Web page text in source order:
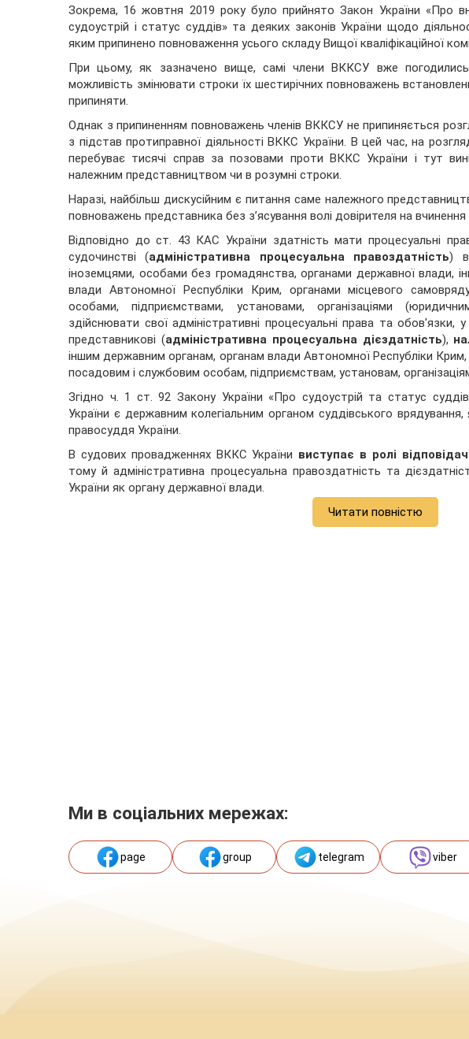
Зокрема, 16 жовтня 2019 року було прийнято Закон України «Про
судоустрій і статус суддів» та деяких законів України щодо
яким припинено повноваження усього складу Вищої кваліфікаційної
При цьому, як зазначено вище, самі члени ВККСУ вже
можливість змінювати строки їх шестирічних повноважень
припиняти.
Однак з припиненням повноважень членів ВККСУ не припиняється
з підстав протиправної діяльності ВККС України. В цей час, на
перебуває тисячі справ за позовами проти ВККС України і тут
належним представництвом чи в розумні строки.
Наразі, найбільш дискусійним є питання саме належного
повноважень представника без з’ясування волі довірителя на вчинення
Відповідно до ст. 43 КАС України здатність мати процесуальні
судочинстві (адміністративна процесуальна правоздатність)
іноземцями, особами без громадянства, органами державної влади,
влади Автономної Республіки Крим, органами місцевого
особами, підприємствами, установами, організаціями
здійснювати свої адміністративні процесуальні права та
представникові (адміністративна процесуальна дієздатність),
іншим державним органам, органам влади Автономної Республіки
посадовим і службовим особам, підприємствам, установам,
Згідно ч. 1 ст. 92 Закону України «Про судоустрій та статус
України є державним колегіальним органом суддівського врядування,
правосуддя України.
В судових провадженнях ВККС України виступає в ролі
тому й адміністративна процесуальна правоздатність та
України як органу державної влади.
Читати повністю
Ми в соціальних мережах:
page group telegram viber